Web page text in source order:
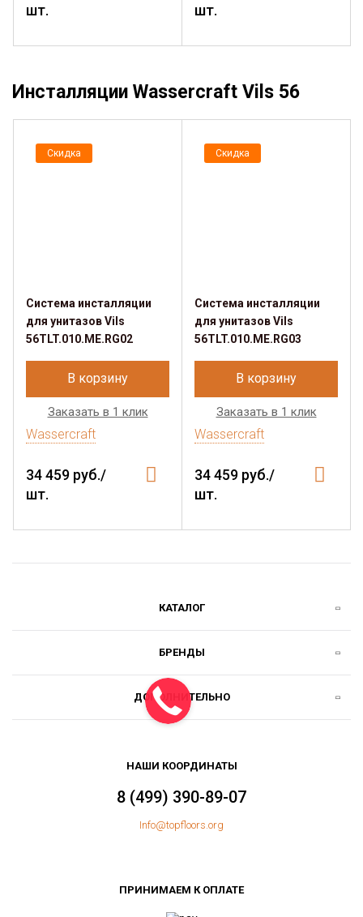
шт.
шт.
Инсталляции Wassercraft Vils 56
Скидка
Система инсталляции
для унитазов Vils
56TLT.010.ME.RG02
В корзину
Заказать в 1 клик
Wassercraft
34 459 руб./
шт.
Скидка
Система инсталляции
для унитазов Vils
56TLT.010.ME.RG03
В корзину
Заказать в 1 клик
Wassercraft
34 459 руб./
шт.
КАТАЛОГ
БРЕНДЫ
ДОПОЛНИТЕЛЬНО
НАШИ КООРДИНАТЫ
8 (499) 390-89-07
Info@topfloors.org
ПРИНИМАЕМ К ОПЛАТЕ